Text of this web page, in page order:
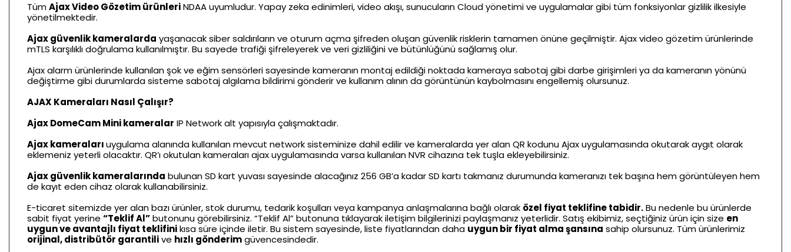
TümAjax Video Gözetim ürünleriNDAA uyumludur. Yapay zeka edinimleri, video akışı, sunucuların Cloud yönetimi ve uygulamalar gibi tüm fonksiyonlar gizlilik ilkesiyle
yönetilmektedir.
Ajax güvenlik kameralarda yaşanacak siber saldırıların ve oturum açma şifreden oluşan güvenlik risklerin tamamen önüne geçilmiştir. Ajax video gözetim ürünlerinde
mTLS karşılıklı doğrulama kullanılmıştır. Bu sayede trafiği şifreleyerek ve veri gizliliğini ve bütünlüğünü sağlamış olur.
Ajax alarm ürünlerinde kullanılan şok ve eğim sensörleri sayesinde kameranın montaj edildiği noktada kameraya sabotaj gibi darbe girişimleri ya da kameranın yönünü
değiştirme gibi durumlarda sisteme sabotaj algılama bildirimi gönderir ve kullanım alının da görüntünün kaybolmasını engellemiş olursunuz.
AJAX Kameraları Nasıl Çalışır?
Ajax DomeCam Mini kameralar IP Network alt yapısıyla çalışmaktadır.
Ajax kameralarıuygulama alanında kullanılan mevcut network sisteminize dahil edilir ve kameralarda yer alan QR kodunu Ajax uygulamasında okutarak aygıt olarak
eklemeniz yeterli olacaktır. QR’ı okutulan kameraları ajax uygulamasında varsa kullanılan NVR cihazına tek tuşla ekleyebilirsiniz.
Ajax güvenlik kameralarında bulunan SD kart yuvası sayesinde alacağınız 256 GB’a kadar SD kartı takmanız durumunda kameranızı tek başına hem görüntüleyen hem
de kayıt eden cihaz olarak kullanabilirsiniz.
E-ticaret sitemizde yer alan bazı ürünler, stok durumu, tedarik koşulları veya kampanya anlaşmalarına bağlı olarak özel fiyat teklifine tabidir.Bu nedenle bu ürünlerde
sabit fiyat yerine “Teklif Al”butonunu görebilirsiniz. “Teklif Al” butonuna tıklayarak iletişim bilgilerinizi paylaşmanız yeterlidir. Satış ekibimiz, seçtiğiniz ürün için size en
uygun ve avantajlı fiyat teklifinikısa süre içinde iletir. Bu sistem sayesinde, liste fiyatlarından daha uygun bir fiyat alma şansına sahip olursunuz. Tüm ürünlerimiz
orijinal, distribütör garantilive hızlı gönderimgüvencesindedir.